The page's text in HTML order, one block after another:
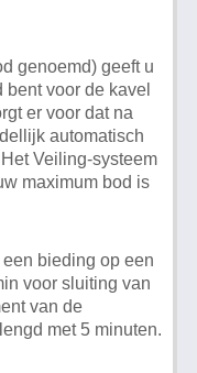
genoemd) geeft u
voor de kavel
er voor dat na
automatisch
Veiling-systeem
maximum bod is
bieding op een
voor sluiting van
van de
met 5 minuten.